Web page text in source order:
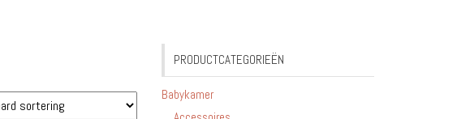
PRODUCTCATEGORIEËN
Babykamer